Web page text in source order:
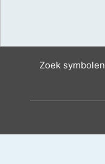
Zoek symbolen